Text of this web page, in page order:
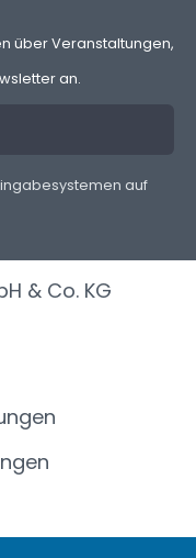
über Veranstaltungen,
an.
auf
& Co. KG